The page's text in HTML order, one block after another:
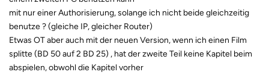
mit nur einer Authorisierung, solange ich nicht beide gleichzeitig
benutze ? (gleiche IP, gleicher Router)
Etwas OT aber auch mit der neuen Version, wenn ich einen Film
splitte (BD 50 auf 2 BD 25) , hat der zweite Teil keine Kapitel beim
abspielen, obwohl die Kapitel vorher